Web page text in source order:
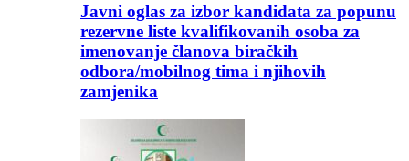
Javni oglas za izbor kandidata za popunu
rezervne liste kvalifikovanih osoba za
imenovanje članova biračkih
odbora/mobilnog tima i njihovih
zamjenika